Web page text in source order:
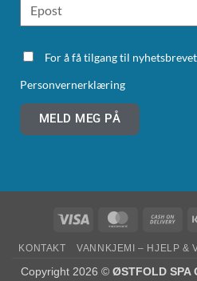
For å få tilgang til
Personvernerklæring
MELD MEG PÅ
KONTAKT VANNKJEMI – HJELP &
Copyright 2026 © ØSTFOLD SPA